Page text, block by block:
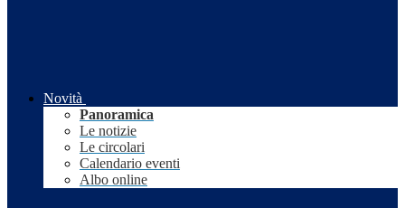
Novità
Panoramica
Le notizie
Le circolari
Calendario eventi
Albo online